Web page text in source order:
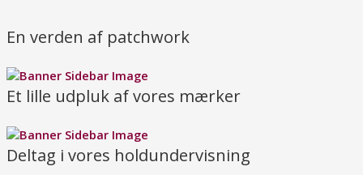
En verden af patchwork
Et lille udpluk af vores mærker
Deltag i vores holdundervisning